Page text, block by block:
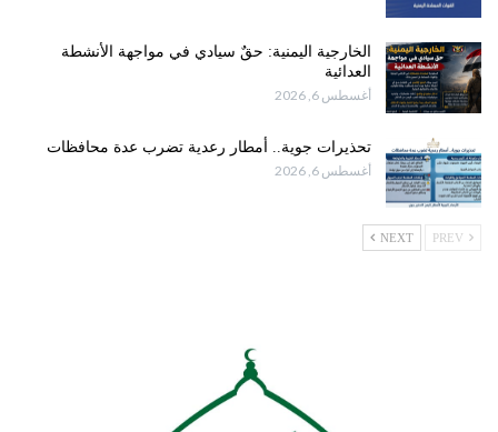
الخارجية اليمنية: حقٌ سيادي في مواجهة الأنشطة
العدائية
أغسطس 6, 2026
تحذيرات جوية.. أمطار رعدية تضرب عدة محافظات
أغسطس 6, 2026
NEXT